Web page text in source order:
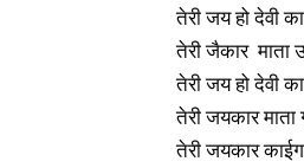
तेरी जय हो देवी
तेरी जैकार माता
तेरी जय हो देवी
तेरी जयकार माता
तेरी जयकार